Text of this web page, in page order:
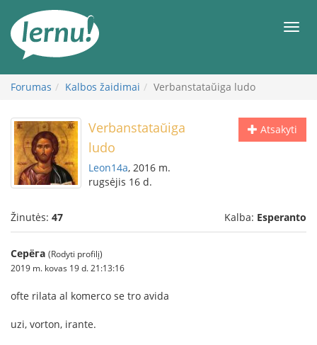
turinį
Forumas Kalbos žaidimai Verbanstataŭiga ludo
Atsakyti
Verbanstataŭiga
ludo
Leon14a, 2016 m.
rugsėjis 16 d.
Žinutės: 47 Kalba: Esperanto
Серёга (Rodyti profilį)
2019 m. kovas 19 d. 21:13:16
ofte rilata al komerco se tro avida
uzi, vorton, irante.